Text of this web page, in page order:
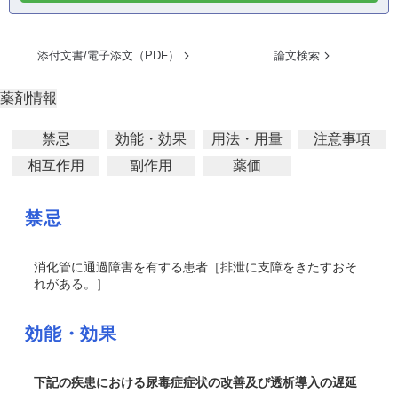
添付文書/電子添文（PDF） 論文検索
薬剤情報
禁忌 効能・効果 用法・用量
注意事項
相互作用
副作用 薬価
禁忌
消化管に通過障害を有する患者［排泄に支障をきたすおそ
れがある。］
効能・効果
下記の疾患における尿毒症症状の改善及び透析導入の遅延